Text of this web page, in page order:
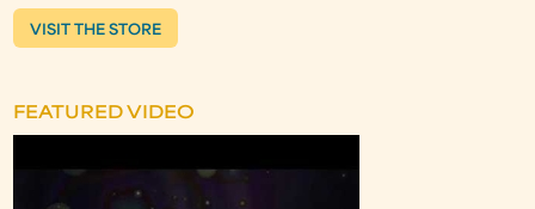
VISIT THE STORE
FEATURED VIDEO